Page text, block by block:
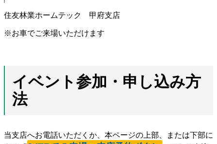
住友林業ホームテック 甲府支店
※お車でご来場いただけます
イベント参加・申し込み方
法
当支店へお電話いただくか、本ページの上部、または下部に